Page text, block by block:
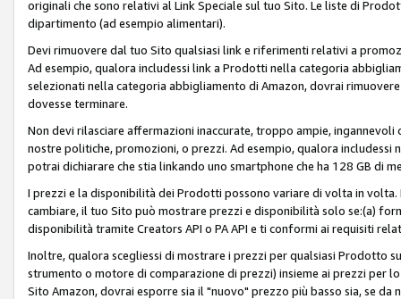
originali che sono relativi al Link Speciale sul tuo Sito. Le liste di
dipartimento (ad esempio alimentari).
Devi rimuovere dal tuo Sito qualsiasi link e riferimenti relativi a
Ad esempio, qualora includessi link a Prodotti nella categoria
selezionati nella categoria abbigliamento di Amazon, dovrai
dovesse terminare.
Non devi rilasciare affermazioni inaccurate, troppo ampie,
nostre politiche, promozioni, o prezzi. Ad esempio, qualora includessi
potrai dichiarare che stia linkando uno smartphone che ha 128 GB di
I prezzi e la disponibilità dei Prodotti possono variare di volta in
cambiare, il tuo Sito può mostrare prezzi e disponibilità solo se:(a)
disponibilità tramite Creators API o PA API e ti conformi ai requisiti
Inoltre, qualora scegliessi di mostrare i prezzi per qualsiasi Prodotto
strumento o motore di comparazione di prezzi) insieme ai prezzi
Sito Amazon, dovrai esporre sia il "nuovo" prezzo più basso sia, se